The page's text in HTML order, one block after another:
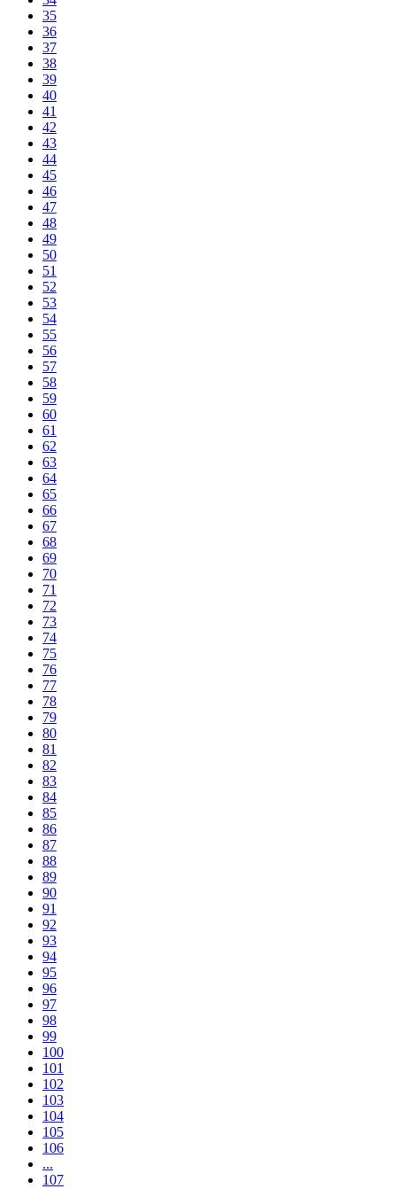
35
36
37
38
39
40
41
42
43
44
45
46
47
48
49
50
51
52
53
54
55
56
57
58
59
60
61
62
63
64
65
66
67
68
69
70
71
72
73
74
75
76
77
78
79
80
81
82
83
84
85
86
87
88
89
90
91
92
93
94
95
96
97
98
99
100
101
102
103
104
105
106
...
107